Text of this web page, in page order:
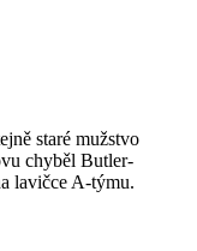
staré mužstvo
chyběl Butler-
lavičce A-týmu.